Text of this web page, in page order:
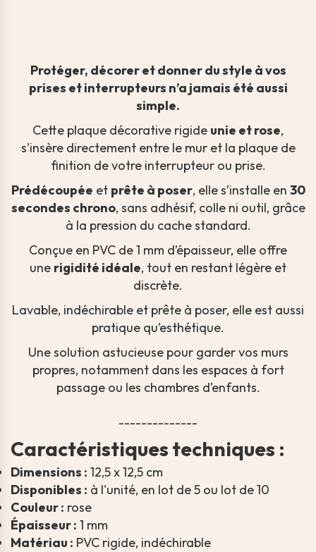
Protéger, décorer et donner du style à vos
prises et interrupteurs n’a jamais été aussi
simple.
Cette plaque décorative rigide unie et rose,
s’insère directement entre le mur et la plaque de
finition de votre interrupteur ou prise.
Prédécoupée et prête à poser, elle s’installe en 30
secondes chrono, sans adhésif, colle ni outil, grâce
à la pression du cache standard.
Conçue en PVC de 1 mm d’épaisseur, elle offre
une rigidité idéale, tout en restant légère et
discrète.
Lavable, indéchirable et prête à poser, elle est aussi
pratique qu’esthétique.
Une solution astucieuse pour garder vos murs
propres, notamment dans les espaces à fort
passage ou les chambres d’enfants.
--------------
Caractéristiques techniques :
Dimensions : 12,5 x 12,5 cm
Disponibles : à l'unité, en lot de 5 ou lot de 10
Couleur : rose
Épaisseur : 1 mm
Matériau : PVC rigide, indéchirable